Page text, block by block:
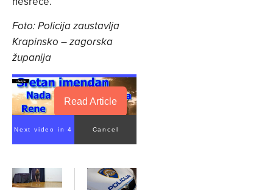
Foto: Policija zaustavlja
Krapinsko – zagorska
županija
Read Article
Next video in 4 Cancel